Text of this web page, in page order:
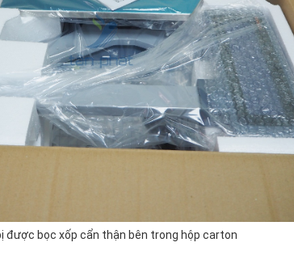
được bọc xốp cẩn thận bên trong hộp carton